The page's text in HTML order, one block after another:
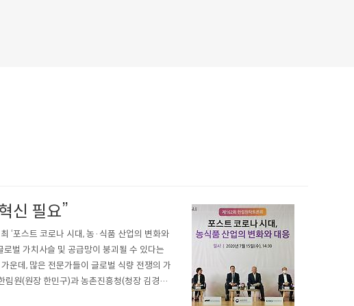
신 필요”
‘포스트 코로나 시대, 농·식품 산업의 변화와
벌 가치사슬 및 공급망이 붕괴될 수 있다는
운데, 많은 전문가들이 글로벌 식량 전쟁의 가
원(원장 한민구)과 농촌진흥청(청장 김경
대응’을 주제로 7월 15일 ‘제162회 한림원